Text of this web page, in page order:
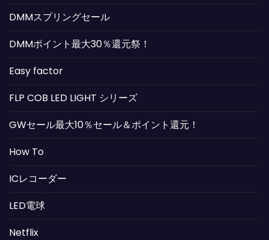
DMMスプリングセール
DMMポイント最大30％還元祭！
Easy factor
FLP COB LED LIGHT シリーズ
GWセール最大10％セール＆ポイント還元！
How To
ICレコーダー
LED電球
Netflix